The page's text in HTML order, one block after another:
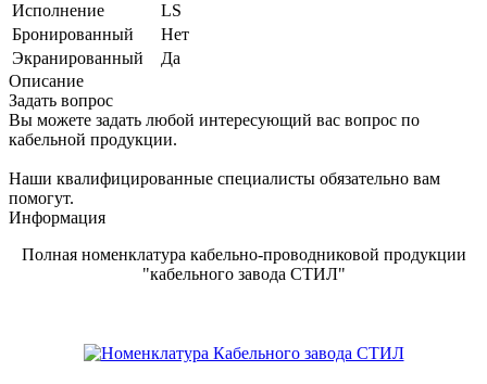
Исполнение
LS
Бронированный
Нет
Экранированный
Да
Описание
Задать вопрос
Вы можете задать любой интересующий вас вопрос по
кабельной продукции.
Наши квалифицированные специалисты обязательно вам
помогут.
Информация
Полная номенклатура кабельно-проводниковой продукции
"кабельного завода СТИЛ"